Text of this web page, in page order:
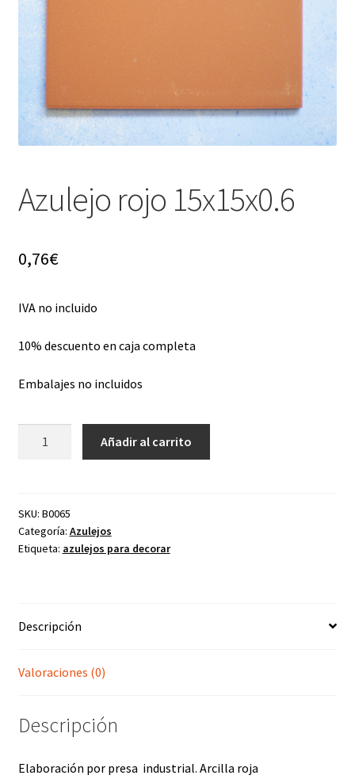
hijo
Azulejo rojo 15x15x0.6
0,76€
IVA no incluido
10% descuento en caja completa
Embalajes no incluidos
Añadir al carrito
SKU: B0065
Categoría: Azulejos
Etiqueta: azulejos para decorar
Descripción
Valoraciones (0)
Descripción
Elaboración por presa industrial. Arcilla roja